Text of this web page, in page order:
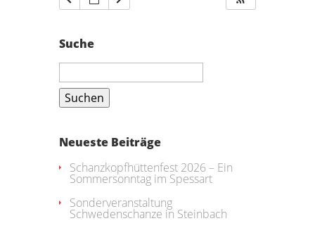
Suche
Suchen
Neueste Beiträge
Schanzkopfhüttenfest 2026 – Ein
Sommersonntag im Spessart
Sonderveranstaltung
Schwedenschanze in Steinbach